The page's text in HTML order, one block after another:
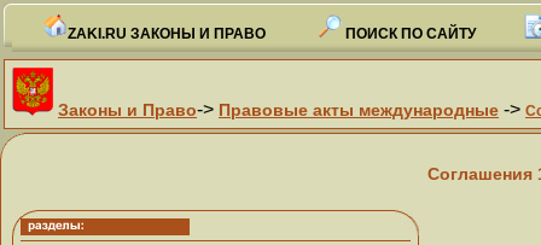
ZAKI.RU ЗАКОНЫ И ПРАВО ПОИСК ПО САЙТУ
Законы и Право-> Правовые акты международные ->
Соглашения